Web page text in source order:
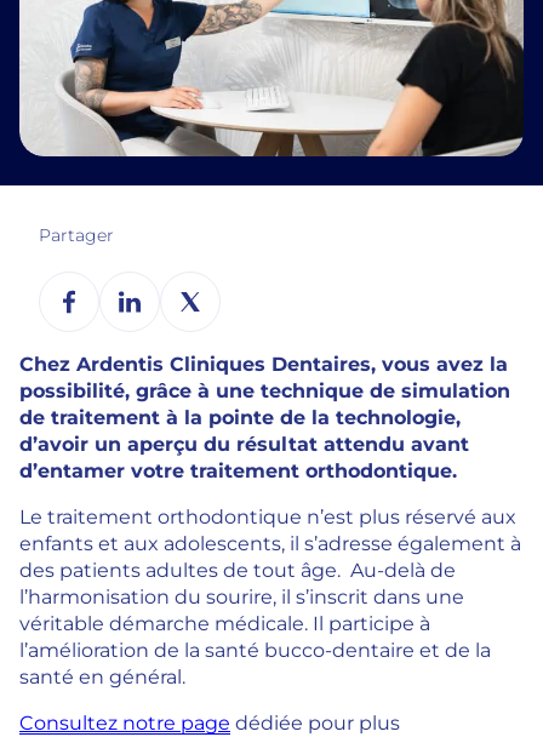
Partager
Chez Ardentis Cliniques Dentaires, vous avez la
possibilité, grâce à une technique de simulation
de traitement à la pointe de la technologie,
d’avoir un aperçu du résultat attendu avant
d’entamer votre traitement orthodontique.
Le traitement orthodontique n’est plus réservé aux
enfants et aux adolescents, il s’adresse également à
des patients adultes de tout âge. Au-delà de
l’harmonisation du sourire, il s’inscrit dans une
véritable démarche médicale. Il participe à
l’amélioration de la santé bucco-dentaire et de la
santé en général.
Consultez notre page dédiée pour plus